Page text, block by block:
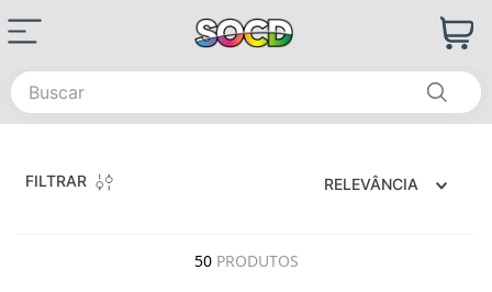
Buscar
RELEVÂNCIA
FILTRAR
50 PRODUTOS